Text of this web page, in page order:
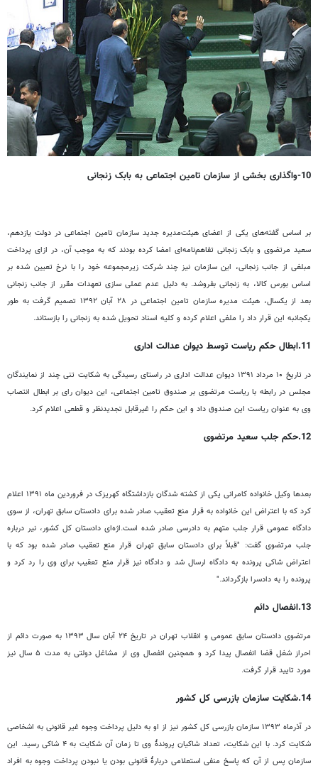
10-واگذاری بخشی از سازمان تامین اجتماعی به بابک زنجانی
بر اساس گفته‌های یکی از اعضای هیئت‌مدیره جدید سازمان تامین اجتماعی در دولت یازدهم،
سعید مرتضوی و بابک زنجانی تفاهم‌نامه‌ای امضا کرده بودند که به موجب آن، در ازای پرداخت
مبلغی از جانب زنجانی، این سازمان نیز چند شرکت زیرمجموعه خود را با نرخ تعیین شده بر
اساس بورس کالا، به زنجانی بفروشد. به دلیل عدم عملی سازی تعهدات مقرر از جانب زنجانی
بعد از یکسال، هیئت مدیره سازمان تامین اجتماعی در ۲۸ آبان ۱۳۹۲ تصمیم گرفت به طور
یکجانبه این قرار داد را ملغی اعلام کرده و کلیه اسناد تحویل شده به زنجانی را بازستاند.
11.ابطال حکم ریاست توسط دیوان عدالت اداری
در تاریخ ۱۰ مرداد ۱۳۹۱ دیوان عدالت اداری در راستای رسیدگی به شکایت تنی چند از نمایندگان
مجلس در رابطه با ریاست مرتضوی بر صندوق تامین اجتماعی، این دیوان رای بر ابطال انتصاب
وی به عنوان ریاست این صندوق داد و این حکم را غیرقابل تجدیدنظر و قطعی اعلام کرد.
12.حکم جلب سعید مرتضوی
بعدها وکیل خانواده کامرانی یکی از کشته شدگان بازداشتگاه کهریزک در فروردین ماه ۱۳۹۱ اعلام
کرد که با اعتراض این خانواده به قرار منع تعقیب صادر شده برای دادستان سابق تهران، از سوی
دادگاه عمومی قرار جلب متهم به دادرسی صادر شده است.اژه‌ای دادستان کل کشور، نیر درباره
جلب مرتضوی گفت: "قبلاً برای دادستان سابق تهران قرار منع تعقیب صادر شده بود که با
اعتراض شاکی پرونده به دادگاه ارسال شد و دادگاه نیز قرار منع تعقیب برای وی را رد کرد و
پرونده را به دادسرا بازگرداند."
13.انفصال دائم
مرتضوی دادستان سابق عمومی و انقلاب تهران در تاریخ ۲۴ آبان سال ۱۳۹۳ به صورت دائم از
احراز شغل قضا انفصال پیدا کرد و همچنین انفصال وی از مشاغل دولتی به مدت ۵ سال نیز
مورد تایید قرار گرفت.
14.شکایت سازمان بازرسی کل کشور
در آذرماه ۱۳۹۳ سازمان بازرسی کل کشور نیز از او به دلیل پرداخت وجوه غیر قانونی به اشخاصی
شکایت کرد. با این شکایت، تعداد شاکیان پروندهٔ وی تا زمان آن شکایت به ۴ شاکی رسید. این
سازمان پس از آن که پاسخ منفی استعلامی دربارهٔ قانونی بودن یا نبودن پرداخت وجوه به افراد